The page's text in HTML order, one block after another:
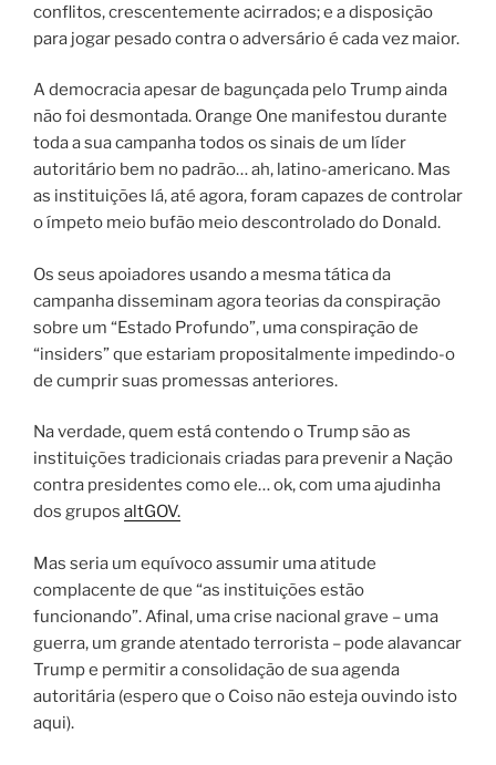
conflitos, crescentemente acirrados; e a disposição
para jogar pesado contra o adversário é cada vez maior.
A democracia apesar de bagunçada pelo Trump ainda
não foi desmontada. Orange One manifestou durante
toda a sua campanha todos os sinais de um líder
autoritário bem no padrão… ah, latino-americano. Mas
as instituições lá, até agora, foram capazes de controlar
o ímpeto meio bufão meio descontrolado do Donald.
Os seus apoiadores usando a mesma tática da
campanha disseminam agora teorias da conspiração
sobre um “Estado Profundo”, uma conspiração de
“insiders” que estariam propositalmente impedindo-o
de cumprir suas promessas anteriores.
Na verdade, quem está contendo o Trump são as
instituições tradicionais criadas para prevenir a Nação
contra presidentes como ele… ok, com uma ajudinha
dos grupos altGOV.
Mas seria um equívoco assumir uma atitude
complacente de que “as instituições estão
funcionando”. Afinal, uma crise nacional grave – uma
guerra, um grande atentado terrorista – pode alavancar
Trump e permitir a consolidação de sua agenda
autoritária (espero que o Coiso não esteja ouvindo isto
aqui).